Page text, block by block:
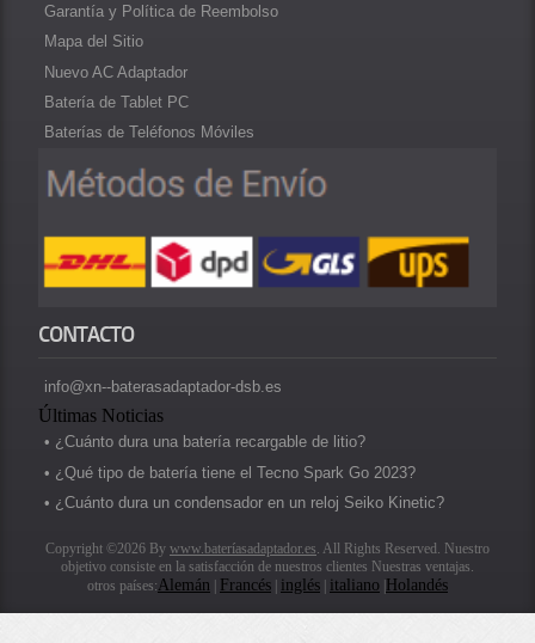
Garantía y Política de Reembolso
Mapa del Sitio
Nuevo AC Adaptador
Batería de Tablet PC
Baterías de Teléfonos Móviles
CONTACTO
info@xn--baterasadaptador-dsb.es
Últimas Noticias
• ¿Cuánto dura una batería recargable de litio?
• ¿Qué tipo de batería tiene el Tecno Spark Go 2023?
• ¿Cuánto dura un condensador en un reloj Seiko Kinetic?
Copyright ©2026 By www.bateríasadaptador.es. All Rights Reserved. Nuestro
objetivo consiste en la satisfacción de nuestros clientes Nuestras ventajas.
otros países:Alemán Francés inglés italiano Holandés